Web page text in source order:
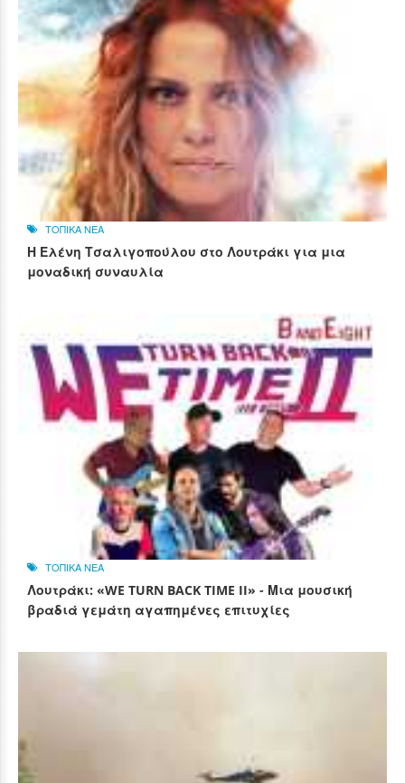
ΤΟΠΙΚΑ ΝΕΑ
Η Ελένη Τσαλιγοπούλου στο Λουτράκι για μια
μοναδική συναυλία
ΤΟΠΙΚΑ ΝΕΑ
Λουτράκι: «WE TURN BACK TIME II» - Μια μουσική
βραδιά γεμάτη αγαπημένες επιτυχίες